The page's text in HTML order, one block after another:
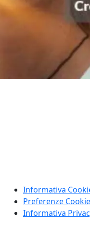
Informativa
Preferenze
Informativa